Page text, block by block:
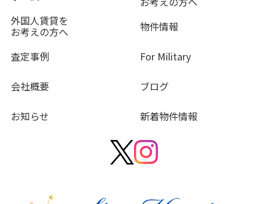
外国人賃貸を
お考えの方へ 物件情報
査定事例 For Military
会社概要 ブログ
お知らせ 新着物件情報